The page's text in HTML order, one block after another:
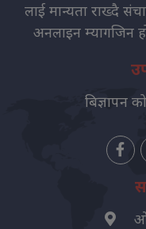
लाई मान्यता राख्दै
अनलाइन म्यागजिन
बिज्ञापन